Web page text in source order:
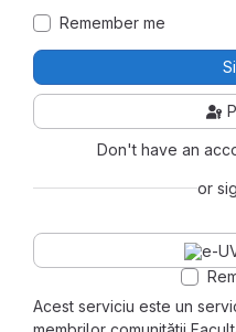
Acest serviciu este un
Remember me
Don't have an
or